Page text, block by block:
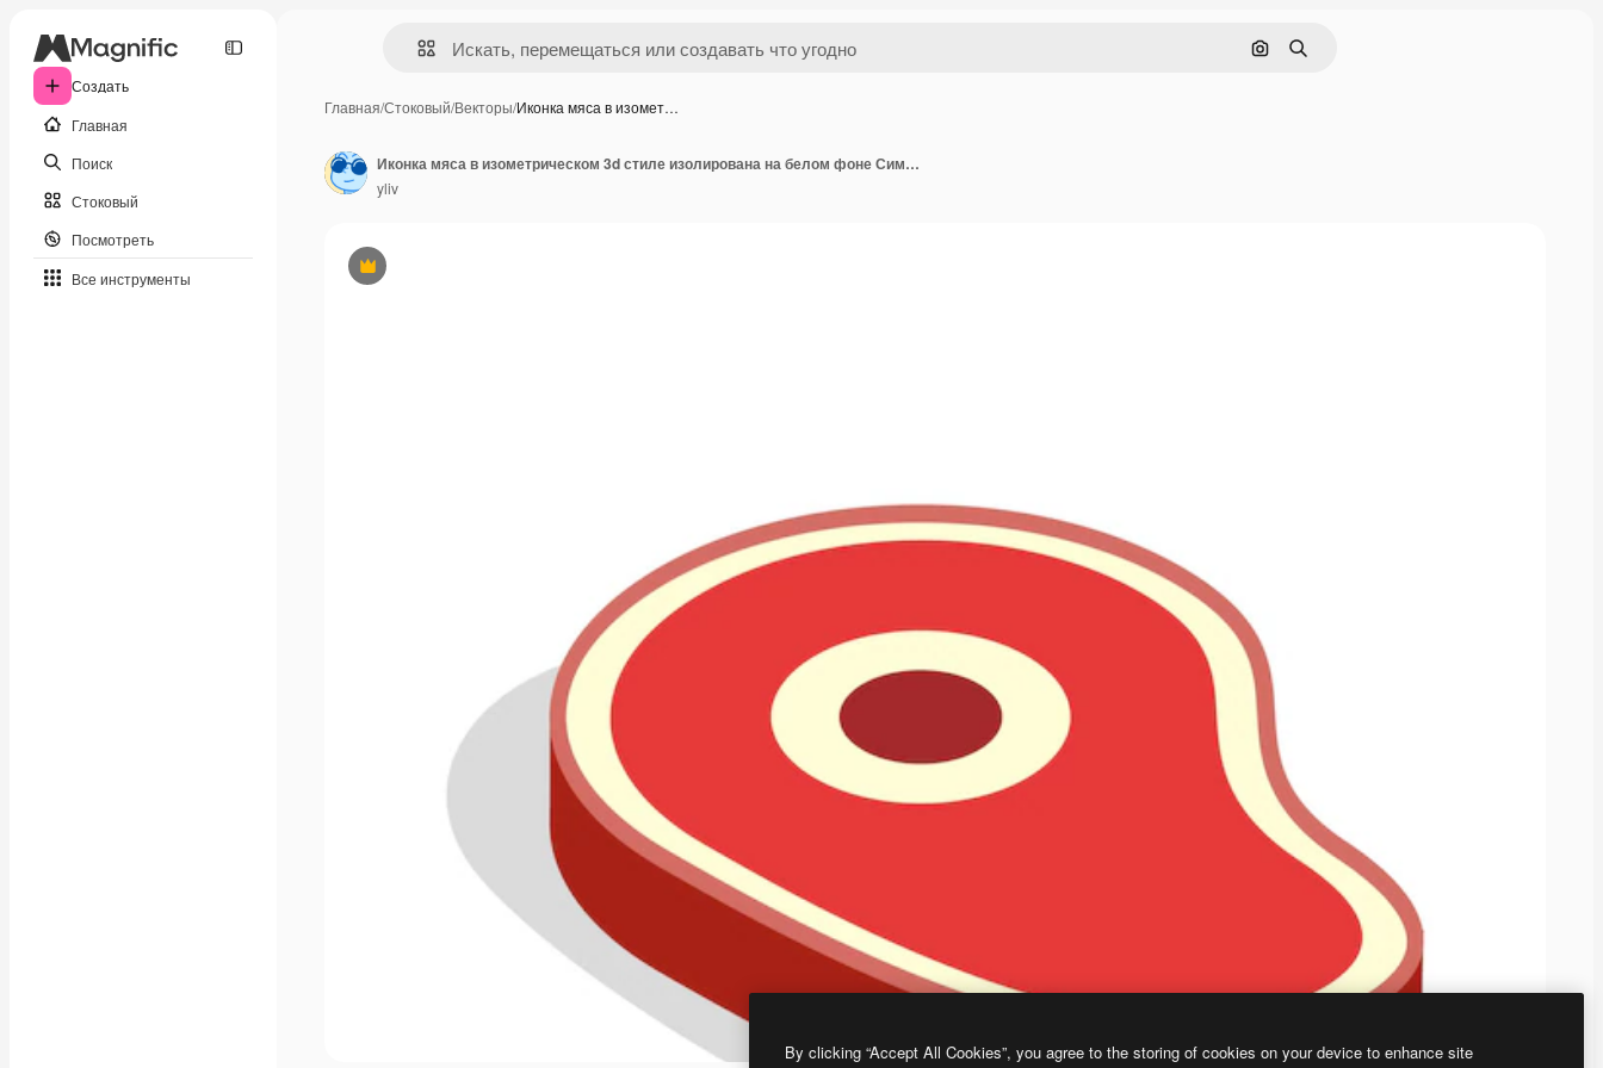
Создать
Главная
Поиск
Стоковый
Посмотреть
Все инструменты
Поиск по изображению
Поиск
Главная/Стоковый/Векторы/Иконка мяса в изомет…
Премиум
Иконка мяса в изометрическом 3d стиле изолирована на белом фоне Символ еды
yliv
By clicking “Accept All Cookies”, you agree to the storing of cookies on your device to enhance site